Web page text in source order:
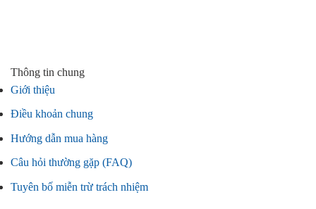
Thông tin chung
Giới thiệu
Điều khoản chung
Hướng dẫn mua hàng
Câu hỏi thường gặp (FAQ)
Tuyên bố miễn trừ trách nhiệm